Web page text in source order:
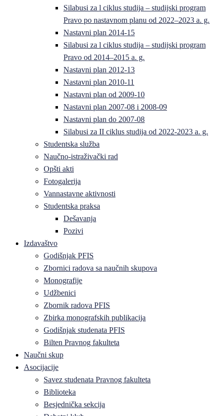
Silabusi za l ciklus studija – studijski program
Pravo po nastavnom planu od 2022–2023 a. g.
Nastavni plan 2014-15
Silabusi za l ciklus studija – studijski program
Pravo od 2014–2015 a. g.
Nastavni plan 2012-13
Nastavni plan 2010-11
Nastavni plan od 2009-10
Nastavni plan 2007-08 i 2008-09
Nastavni plan do 2007-08
Silabusi za II ciklus studija od 2022-2023 a. g.
Studentska služba
Naučno-istraživački rad
Opšti akti
Fotogalerija
Vannastavne aktivnosti
Studentska praksa
Dešavanja
Pozivi
Izdavaštvo
Godišnjak PFIS
Zbornici radova sa naučnih skupova
Monografije
Udžbenici
Zbornik radova PFIS
Zbirka monografskih publikacija
Godišnjak studenata PFIS
Bilten Pravnog fakulteta
Naučni skup
Asocijacije
Savez studenata Pravnog fakulteta
Biblioteka
Besjednička sekcija